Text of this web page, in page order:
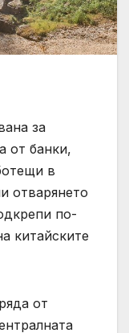
за
от банки,
в
отварянето
по-
китайските
от